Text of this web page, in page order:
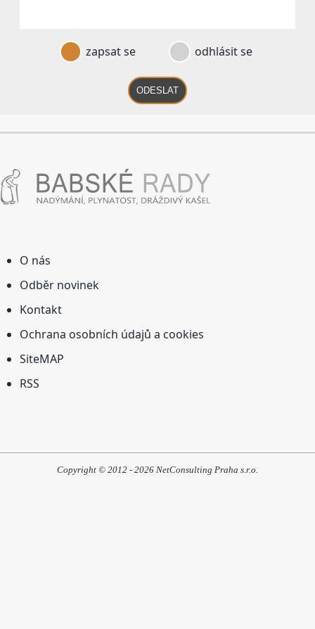
zapsat se odhlásit se
ODESLAT
O nás
Odběr novinek
Kontakt
Ochrana osobních údajů a cookies
SiteMAP
RSS
Copyright © 2012 - 2026 NetConsulting Praha s.r.o.